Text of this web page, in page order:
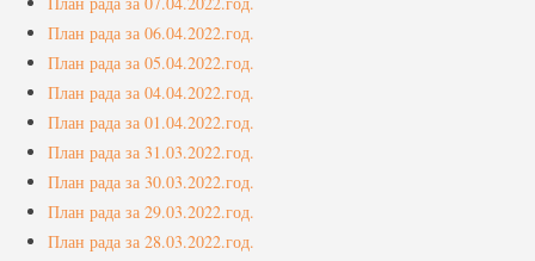
План рада за 06.04.2022.год.
План рада за 05.04.2022.год.
План рада за 04.04.2022.год.
План рада за 01.04.2022.год.
План рада за 31.03.2022.год.
План рада за 30.03.2022.год.
План рада за 29.03.2022.год.
План рада за 28.03.2022.год.